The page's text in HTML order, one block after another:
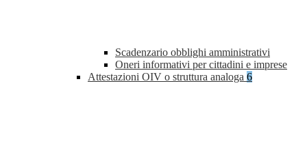
Scadenzario obblighi amministrativi
Oneri informativi per cittadini e imprese
Attestazioni OIV o struttura analoga 6